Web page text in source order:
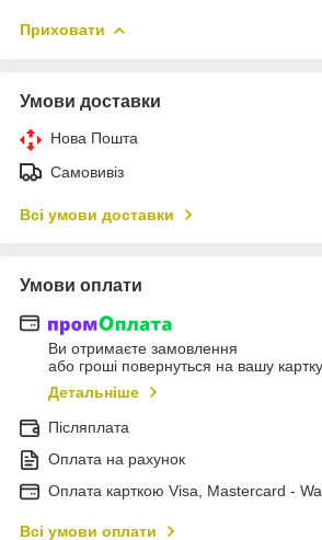
Приховати
Умови доставки
Нова Пошта
Самовивіз
Всі умови доставки
Умови оплати
Ви отримаєте замовлення
або гроші повернуться на вашу картку
Детальніше
Післяплата
Оплата на рахунок
Оплата карткою Visa, Mastercard -
Всі умови оплати